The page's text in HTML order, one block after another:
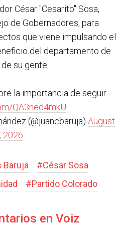
César "Cesarito" Sosa,
de Gobernadores, para
que viene impulsando el
del departamento de
su gente.
la importancia de seguir…
QA3ned4mkU
(@juancbaruja) August
2026
Baruja #César Sosa
#Partido Colorado
en Voiz